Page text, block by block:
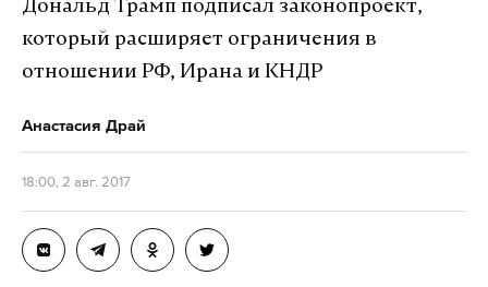
BREAKING NEWS: Roof of elementary school in
Minneapolis partially collapses after explosion.
pic.twitter.com/Tirv2ODdhC
#BREAKING
explosion. LIVE UPDATES ON TV
Дональд Трамп подписал законопроект,
который расширяет ограничения в
отношении РФ, Ирана и КНДР
Анастасия Драй
18:00, 2 авг. 2017